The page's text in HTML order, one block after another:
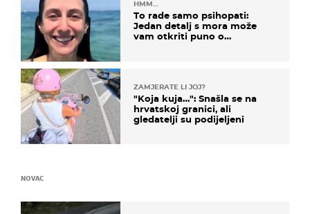
HMM…
To rade samo psihopati:
Jedan detalj s mora može
vam otkriti puno o
ZAMJERATE LI JOJ?
"Koja kuja…": Snašla se na
hrvatskoj granici, ali
gledatelji su podijeljeni
NOVAC